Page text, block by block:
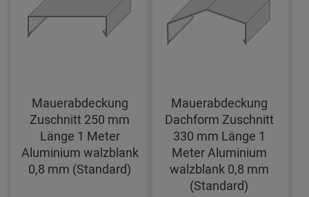
Mauerabdeckung
Zuschnitt 250 mm
Länge 1 Meter
Aluminium walzblank
0,8 mm (Standard)
Mauerabdeckung
Dachform Zuschnitt
330 mm Länge 1
Meter Aluminium
walzblank 0,8 mm
(Standard)